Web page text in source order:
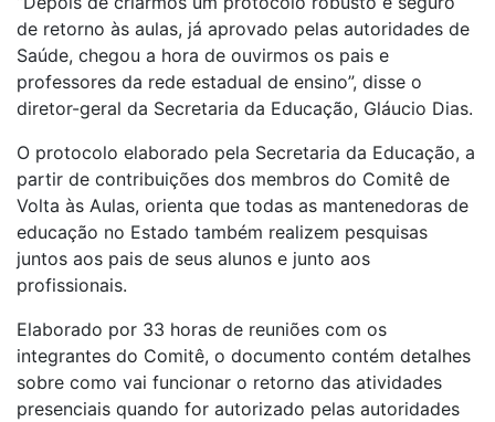
de retorno às aulas, já aprovado pelas autoridades de
Saúde, chegou a hora de ouvirmos os pais e
professores da rede estadual de ensino”, disse o
diretor-geral da Secretaria da Educação, Gláucio Dias.
O protocolo elaborado pela Secretaria da Educação, a
partir de contribuições dos membros do Comitê de
Volta às Aulas, orienta que todas as mantenedoras de
educação no Estado também realizem pesquisas
juntos aos pais de seus alunos e junto aos
profissionais.
Elaborado por 33 horas de reuniões com os
integrantes do Comitê, o documento contém detalhes
sobre como vai funcionar o retorno das atividades
presenciais quando for autorizado pelas autoridades